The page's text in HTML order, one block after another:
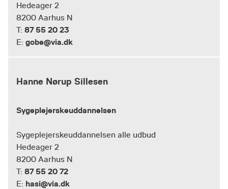
Hedeager 2
8200 Aarhus N
T: 87 55 20 23
E: gobe@via.dk
Hanne Nørup Sillesen
Sygeplejerskeuddannelsen
Sygeplejerskeuddannelsen alle udbud
Hedeager 2
8200 Aarhus N
T: 87 55 20 72
E: hasi@via.dk